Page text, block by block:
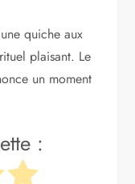
quiche aux
plaisant. Le
un moment
: